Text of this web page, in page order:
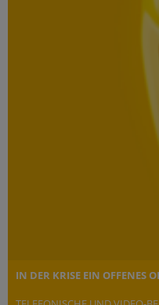
IN DER KRISE EIN OFFENES